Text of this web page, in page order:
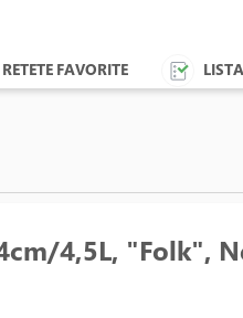
RETETE FAVORITE
4,5L, "Folk",